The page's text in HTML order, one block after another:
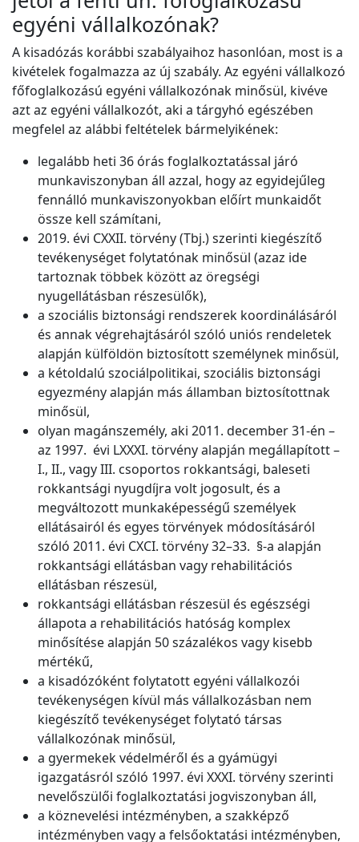
egyéni vállalkozónak?
A kisadózás korábbi szabályaihoz hasonlóan, most is a
kivételek fogalmazza az új szabály. Az egyéni vállalkozó
főfoglalkozású egyéni vállalkozónak minősül, kivéve
azt az egyéni vállalkozót, aki a tárgyhó egészében
megfelel az alábbi feltételek bármelyikének:
legalább heti 36 órás foglalkoztatással járó
munkaviszonyban áll azzal, hogy az egyidejűleg
fennálló munkaviszonyokban előírt munkaidőt
össze kell számítani,
2019. évi CXXII. törvény (Tbj.) szerinti kiegészítő
tevékenységet folytatónak minősül (azaz ide
tartoznak többek között az öregségi
nyugellátásban részesülők),
a szociális biztonsági rendszerek koordinálásáról
és annak végrehajtásáról szóló uniós rendeletek
alapján külföldön biztosított személynek minősül,
a kétoldalú szociálpolitikai, szociális biztonsági
egyezmény alapján más államban biztosítottnak
minősül,
olyan magánszemély, aki 2011. december 31-én –
az 1997. évi LXXXI. törvény alapján megállapított –
I., II., vagy III. csoportos rokkantsági, baleseti
rokkantsági nyugdíjra volt jogosult, és a
megváltozott munkaképességű személyek
ellátásairól és egyes törvények módosításáról
szóló 2011. évi CXCI. törvény 32–33. §-a alapján
rokkantsági ellátásban vagy rehabilitációs
ellátásban részesül,
rokkantsági ellátásban részesül és egészségi
állapota a rehabilitációs hatóság komplex
minősítése alapján 50 százalékos vagy kisebb
mértékű,
a kisadózóként folytatott egyéni vállalkozói
tevékenységen kívül más vállalkozásban nem
kiegészítő tevékenységet folytató társas
vállalkozónak minősül,
a gyermekek védelméről és a gyámügyi
igazgatásról szóló 1997. évi XXXI. törvény szerinti
nevelőszülői foglalkoztatási jogviszonyban áll,
a köznevelési intézményben, a szakképző
intézményben vagy a felsőoktatási intézményben,